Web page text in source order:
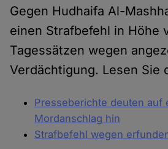
Gegen Hudhaifa Al-
einen Strafbefehl in Höhe
Tagessätzen wegen
Verdächtigung. Lesen Sie
Presseberichte deuten auf
Mordanschlag hin
Strafbefehl wegen